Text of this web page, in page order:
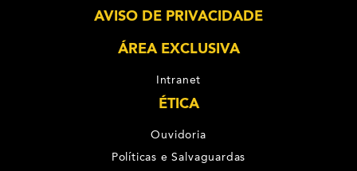
AVISO DE PRIVACIDADE
ÁREA EXCLUSIVA
Intranet
ÉTICA
Ouvidoria
Políticas e Salvaguardas